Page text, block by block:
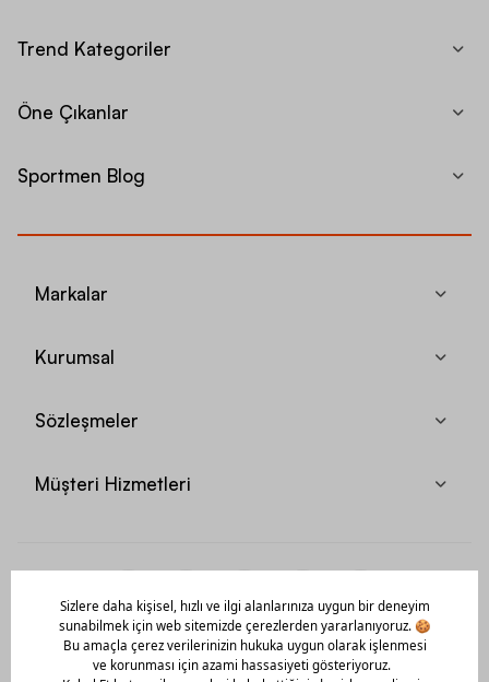
Trend Kategoriler
Öne Çıkanlar
Sportmen Blog
Markalar
Kurumsal
Sözleşmeler
Müşteri Hizmetleri
Mobil Uygulamamızı Hemen İndir!